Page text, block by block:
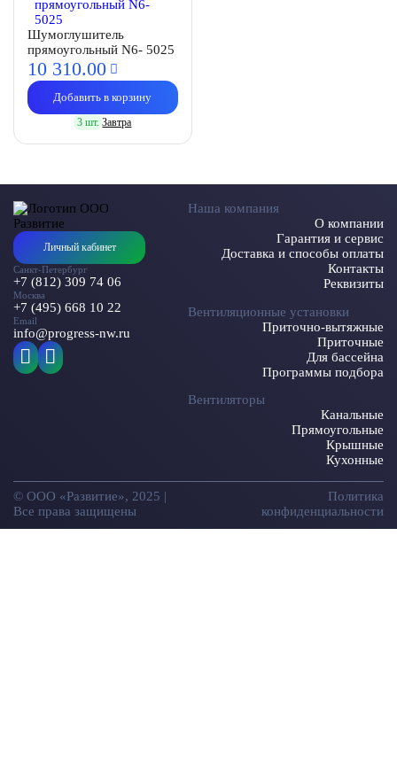
Шумоглушитель
прямоугольный N6- 5025
10 310.00
Добавить в корзину
3 шт. Завтра
Личный кабинет
Санкт-Петербург
+7 (812) 309 74 06
Москва
+7 (495) 668 10 22
Email
info@progress-nw.ru
Наша компания
О компании
Гарантия и сервис
Доставка и способы оплаты
Контакты
Реквизиты
Вентиляционные установки
Приточно-вытяжные
Приточные
Для бассейна
Программы подбора
Вентиляторы
Канальные
Прямоугольные
Крышные
Кухонные
© ООО «Развитие», 2025 |
Все права защищены
Политика
конфиденциальности